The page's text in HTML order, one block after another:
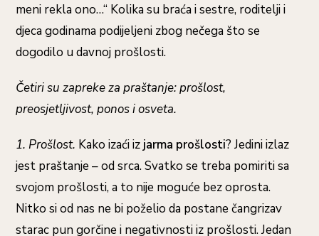
meni rekla ono…“ Kolika su braća i sestre, roditelji i
djeca godinama podijeljeni zbog nečega što se
dogodilo u davnoj prošlosti.
Četiri su zapreke za praštanje: prošlost,
preosjetljivost, ponos i osveta.
1. Prošlost. Kako izaći izjarma prošlosti? Jedini izlaz
jest praštanje – od srca. Svatko se treba pomiriti sa
svojom prošlosti, a to nije moguće bez oprosta.
Nitko si od nas ne bi poželio da postane čangrizav
starac pun gorčine i negativnosti iz prošlosti. Jedan